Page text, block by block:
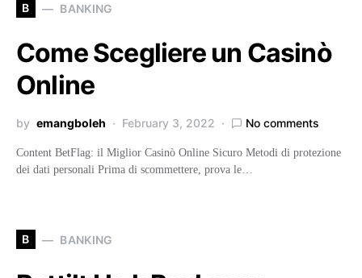
B BANKING
Come Scegliere un Casinò
Online
by emangboleh February 3, 2022 No comments
Content BetFlag: il Miglior Casinò Online Sicuro Metodi di protezione
dei dati personali Prima di scommettere, prova le…
B BANKING